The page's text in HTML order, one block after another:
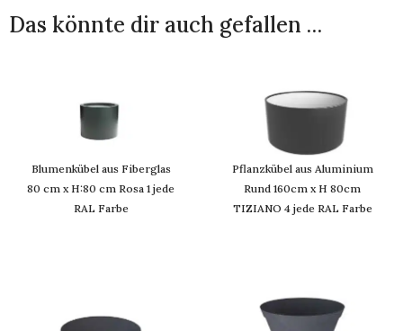
Das könnte dir auch gefallen …
Blumenkübel aus Fiberglas
80 cm x H:80 cm Rosa 1 jede
RAL Farbe
Pflanzkübel aus Aluminium
Rund 160cm x H 80cm
TIZIANO 4 jede RAL Farbe